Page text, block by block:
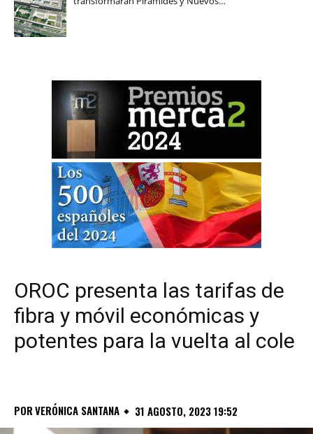
OROC presenta las tarifas de
fibra y móvil económicas y
potentes para la vuelta al cole
PORVERÓNICA SANTANA 31 AGOSTO, 2023 19:52